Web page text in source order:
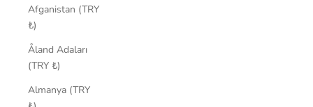
Afganistan (TRY
₺)
Åland Adaları
(TRY ₺)
Almanya (TRY